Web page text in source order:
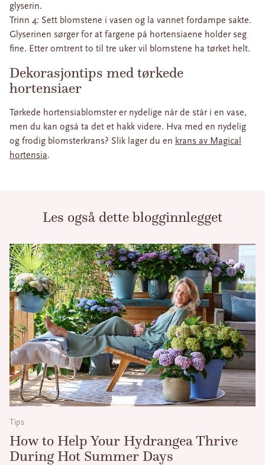
glyserin.
Trinn 4: Sett blomstene i vasen og la vannet fordampe sakte.
Glyserinen sørger for at fargene på hortensiaene holder seg
fine. Etter omtrent to til tre uker vil blomstene ha tørket helt.
Dekorasjontips med tørkede
hortensiaer
Tørkede hortensiablomster er nydelige når de står i en vase,
men du kan også ta det et hakk videre. Hva med en nydelig
og frodig blomsterkrans? Slik lager du en krans av Magical
hortensia.
Les også dette blogginnlegget
Tips
How to Help Your Hydrangea Thrive
During Hot Summer Days